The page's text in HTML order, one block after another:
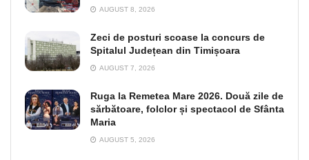
AUGUST 8, 2026
Zeci de posturi scoase la concurs de
Spitalul Județean din Timișoara
AUGUST 7, 2026
Ruga la Remetea Mare 2026. Două zile de
sărbătoare, folclor și spectacol de Sfânta
Maria
AUGUST 5, 2026